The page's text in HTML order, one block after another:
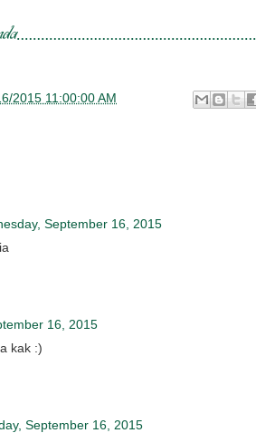
2015 11:00:00 AM
September 16, 2015
16, 2015
kak :)
September 16, 2015